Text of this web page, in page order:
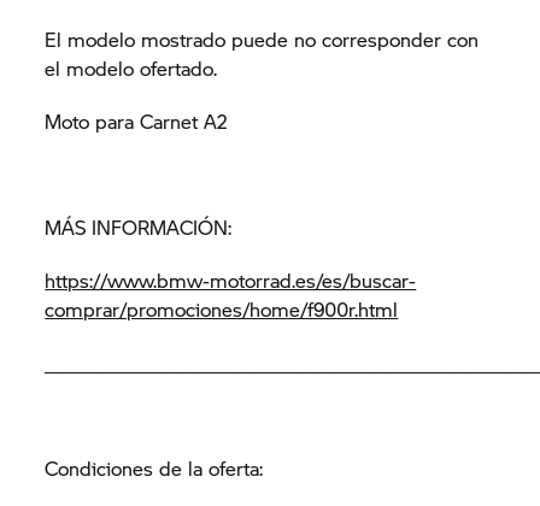
El modelo mostrado puede no corresponder con
el modelo ofertado.
Moto para Carnet A2
MÁS INFORMACIÓN:
https://www.bmw-motorrad.es/es/buscar-
comprar/promociones/home/f900r.html
Condiciones de la oferta: